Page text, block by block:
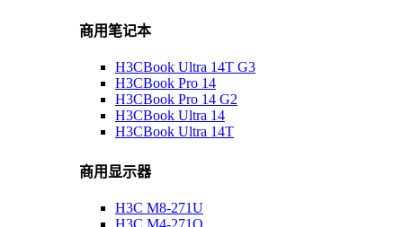
商用笔记本
H3CBook Ultra 14T G3
H3CBook Pro 14
H3CBook Pro 14 G2
H3CBook Ultra 14
H3CBook Ultra 14T
商用显示器
H3C M8-271U
H3C M4-271Q